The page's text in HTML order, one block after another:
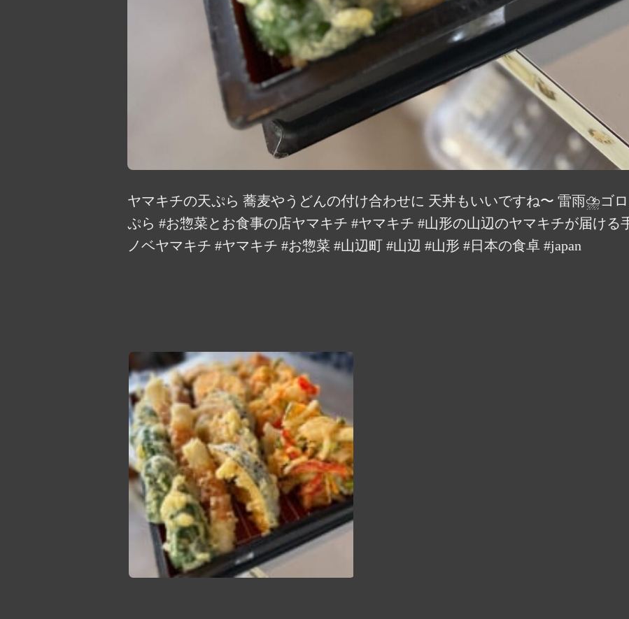
ヤマキチの天ぷら 蕎麦やうどんの付け合わせに 天丼もいいですね〜 雷雨⛈️ゴ
ぷら #お惣菜とお食事の店ヤマキチ #ヤマキチ #山形の山辺のヤマキチが届ける
ノベヤマキチ #ヤマキチ #お惣菜 #山辺町 #山辺 #山形 #日本の食卓 #japan